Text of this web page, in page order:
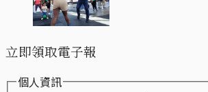
立即領取電子報
個人資訊